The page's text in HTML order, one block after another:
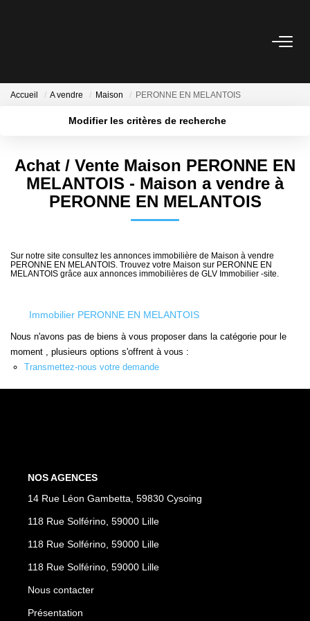
SYNDIC
Nos Agences
Nos Actualités
CONTACT
Accueil A vendre Maison PERONNE EN MELANTOIS
Modifier les critères de recherche
Type de bien
Budget max Plus de critères
Achat / Vente Maison PERONNE EN
MELANTOIS - Maison a vendre à
PERONNE EN MELANTOIS
Sur notre site consultez les annonces immobilière de Maison à vendre
PERONNE EN MELANTOIS. Trouvez votre Maison sur PERONNE EN
MELANTOIS grâce aux annonces immobilières de GLV Immobilier -site.
Immobilier PERONNE EN MELANTOIS
Nous n'avons pas de biens à vous proposer dans la catégorie pour le
moment , plusieurs options s'offrent à vous :
Transmettez-nous votre demande
NOS AGENCES
14 Rue Léon Gambetta, 59830 Cysoing
118 Rue Solférino, 59000 Lille
118 Rue Solférino, 59000 Lille
118 Rue Solférino, 59000 Lille
Nous contacter
Présentation